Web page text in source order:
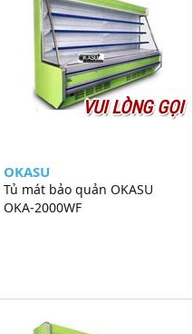
VUI LÒNG GỌI
OKASU
Tủ mát bảo quản OKASU
OKA-2000WF